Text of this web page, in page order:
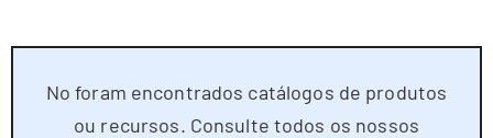
No foram encontrados catálogos de produtos
ou recursos. Consulte todos os nossos